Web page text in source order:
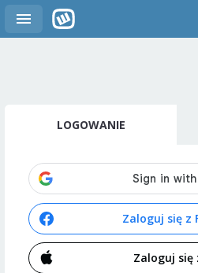
LOGOWANIE
Zaloguj się z
Zaloguj się